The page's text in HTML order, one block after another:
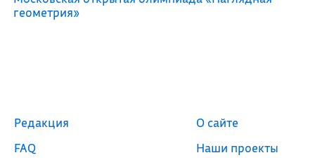
геометрия»
Редакция
FAQ
О сайте
Наши проекты